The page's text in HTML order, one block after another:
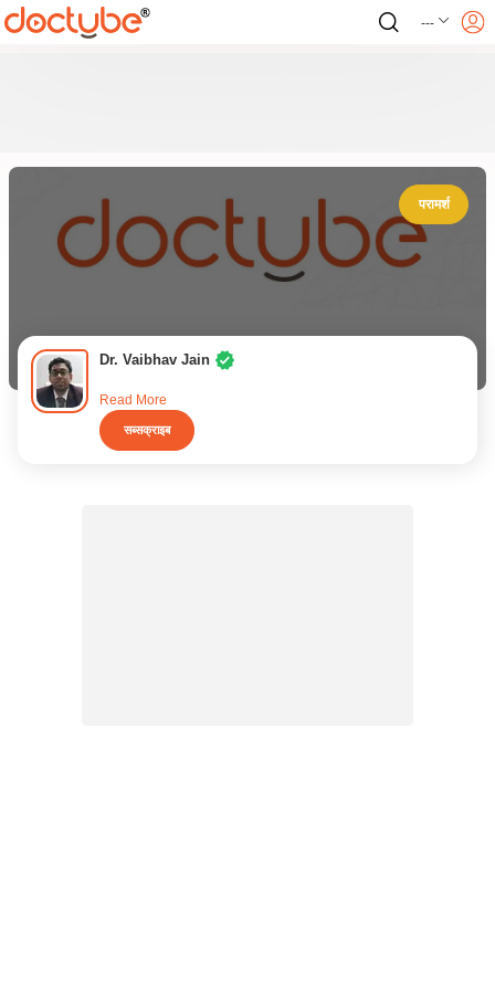
---
परामर्श
Dr. Vaibhav Jain
Read More
सब्सक्राइब